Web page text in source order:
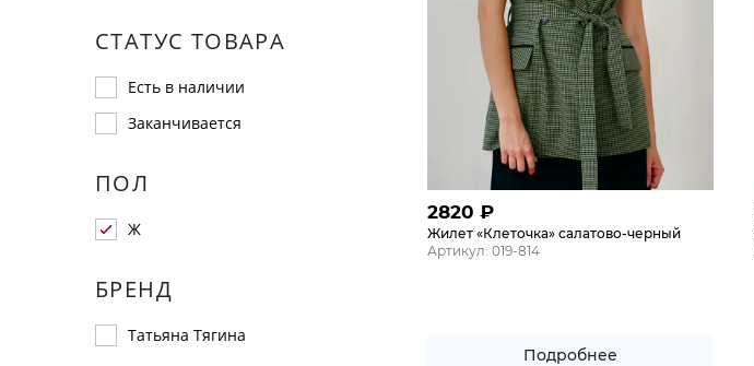
СТАТУС ТОВАРА
Есть в наличии
Заканчивается
ПОЛ
Ж
БРЕНД
Татьяна Тягина
2820 ₽
Жилет «Клеточка» салатово-черный
Артикул: 019-814
Подробнее